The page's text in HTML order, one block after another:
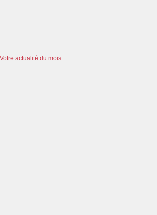
Votre actualité du mois